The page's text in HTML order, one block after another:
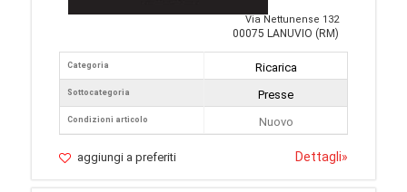
Via Nettunense 132
00075 LANUVIO (RM)
Categoria
Sottocategoria
Condizioni articolo
Ricarica
Presse
Nuovo
aggiungi a preferiti Dettagli»